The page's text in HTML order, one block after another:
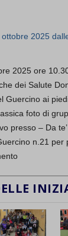
ottobre 2025
2025 ore
dei Salute
Guercino ai
foto di
presso – Da
n.21 per